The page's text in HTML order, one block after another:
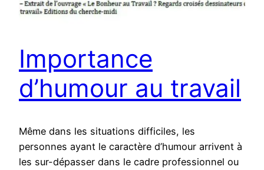
Importance
d’humour au travail
Même dans les situations difficiles, les
personnes ayant le caractère d’humour arrivent à
les sur-dépasser dans le cadre professionnel ou